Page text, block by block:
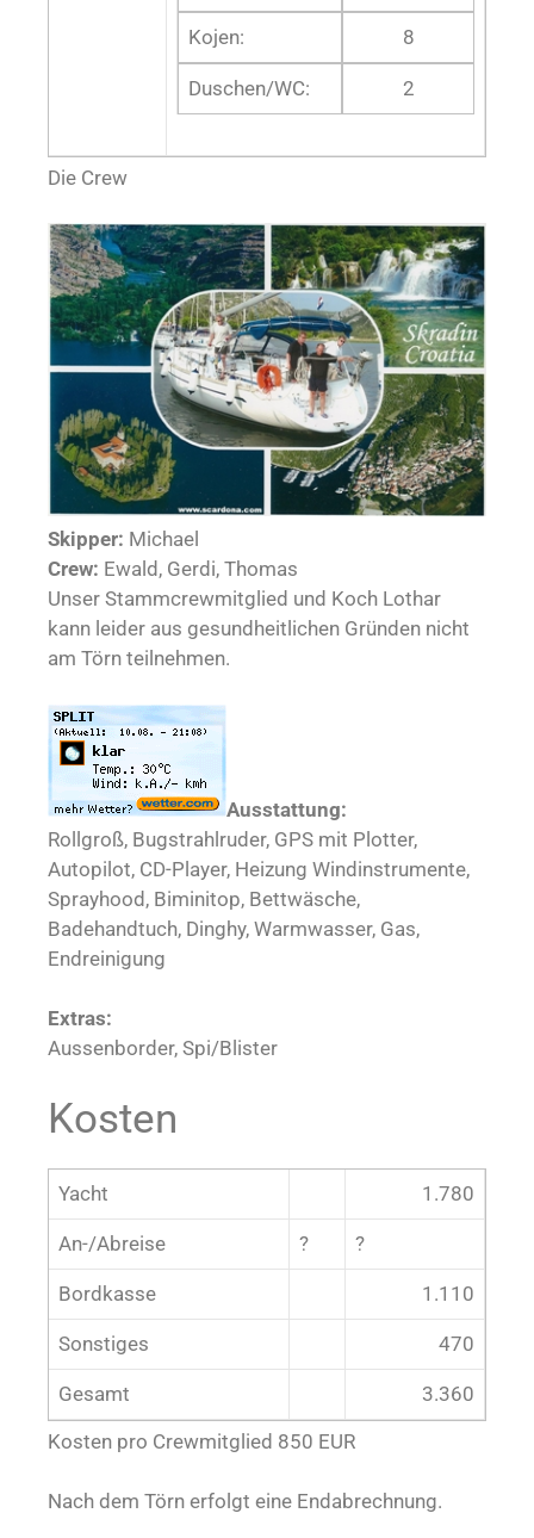
Kojen: 8
Duschen/WC: 2
Die Crew
Skipper: Michael
Crew: Ewald, Gerdi, Thomas
Unser Stammcrewmitglied und Koch Lothar
kann leider aus gesundheitlichen Gründen nicht
am Törn teilnehmen.
Ausstattung:
Rollgroß, Bugstrahlruder, GPS mit Plotter,
Autopilot, CD-Player, Heizung Windinstrumente,
Sprayhood, Biminitop, Bettwäsche,
Badehandtuch, Dinghy, Warmwasser, Gas,
Endreinigung
Extras:
Aussenborder, Spi/Blister
Kosten
Yacht 1.780
An-/Abreise ? ?
Bordkasse 1.110
Sonstiges 470
Gesamt
3.360
Kosten pro Crewmitglied 850 EUR
Nach dem Törn erfolgt eine Endabrechnung.